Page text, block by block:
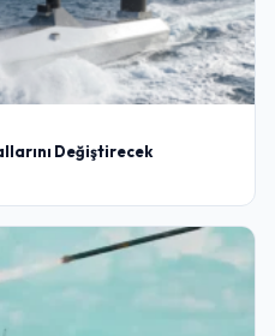
Değiştirecek